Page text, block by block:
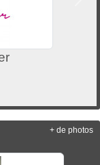
+ de photos